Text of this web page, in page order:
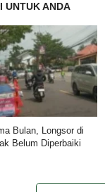
UNTUK ANDA
Bulan, Longsor di
Belum Diperbaiki